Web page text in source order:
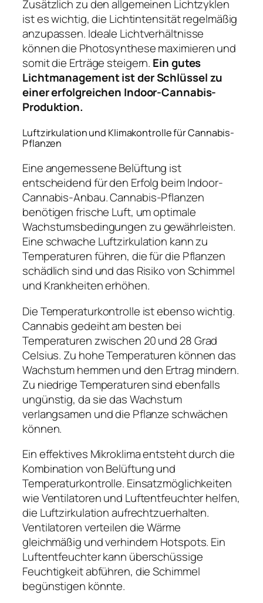
Zusätzlich zu den allgemeinen Lichtzyklen
ist es wichtig, die Lichtintensität regelmäßig
anzupassen. Ideale Lichtverhältnisse
können die Photosynthese maximieren und
somit die Erträge steigern. Ein gutes
Lichtmanagement ist der Schlüssel zu
einer erfolgreichen Indoor-Cannabis-
Produktion.
Luftzirkulation und Klimakontrolle für Cannabis-
Pflanzen
Eine angemessene Belüftung ist
entscheidend für den Erfolg beim Indoor-
Cannabis-Anbau. Cannabis-Pflanzen
benötigen frische Luft, um optimale
Wachstumsbedingungen zu gewährleisten.
Eine schwache Luftzirkulation kann zu
Temperaturen führen, die für die Pflanzen
schädlich sind und das Risiko von Schimmel
und Krankheiten erhöhen.
Die Temperaturkontrolle ist ebenso wichtig.
Cannabis gedeiht am besten bei
Temperaturen zwischen 20 und 28 Grad
Celsius. Zu hohe Temperaturen können das
Wachstum hemmen und den Ertrag mindern.
Zu niedrige Temperaturen sind ebenfalls
ungünstig, da sie das Wachstum
verlangsamen und die Pflanze schwächen
können.
Ein effektives Mikroklima entsteht durch die
Kombination von Belüftung und
Temperaturkontrolle. Einsatzmöglichkeiten
wie Ventilatoren und Luftentfeuchter helfen,
die Luftzirkulation aufrechtzuerhalten.
Ventilatoren verteilen die Wärme
gleichmäßig und verhindern Hotspots. Ein
Luftentfeuchter kann überschüssige
Feuchtigkeit abführen, die Schimmel
begünstigen könnte.